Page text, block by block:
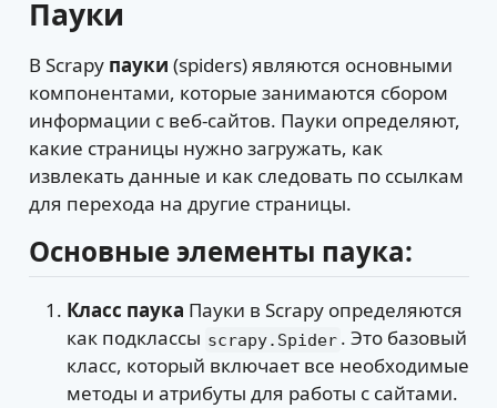
Пауки
В Scrapy пауки (spiders) являются основными
компонентами, которые занимаются сбором
информации с веб-сайтов. Пауки определяют,
какие страницы нужно загружать, как
извлекать данные и как следовать по ссылкам
для перехода на другие страницы.
Основные элементы паука:
Класс паука Пауки в Scrapy определяются
как подклассы scrapy.Spider . Это базовый
класс, который включает все необходимые
методы и атрибуты для работы с сайтами.